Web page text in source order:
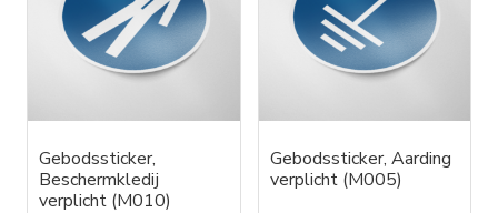
Gebodssticker,
Beschermkledij
verplicht (M010)
Gebodssticker, Aarding
verplicht (M005)